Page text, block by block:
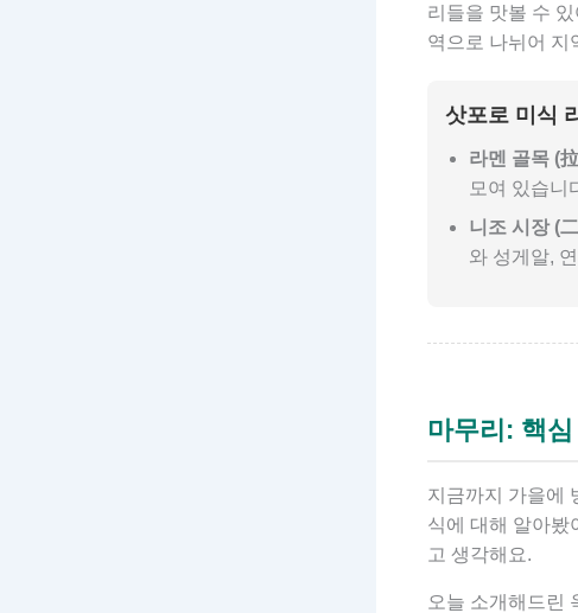
리들을 맛볼 수
역으로 나뉘어 지
삿포로 미식
라멘 골목 (
모여 있습니
니조 시장 (
와 성게알,
마무리: 핵
지금까지 가을에
식에 대해 알아봤
고 생각해요.
오늘 소개해드린